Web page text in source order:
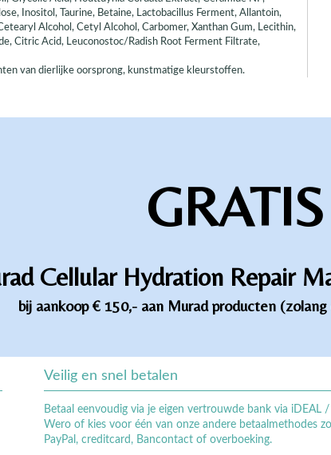
Inositol, Taurine, Betaine, Lactobacillus Ferment, Allantoin,
Alcohol, Cetyl Alcohol, Carbomer, Xanthan Gum, Lecithin,
Citric Acid, Leuconostoc/Radish Root Ferment Filtrate,
van dierlijke oorsprong, kunstmatige kleurstoffen.
GRATIS
Cellular Hydration Repair
bij aankoop € 150,- aan Murad producten
Veilig en snel betalen
Betaal eenvoudig via je eigen vertrouwde bank via iDEAL /
Wero of kies voor één van onze andere betaalmethodes
PayPal, creditcard, Bancontact of overboeking.